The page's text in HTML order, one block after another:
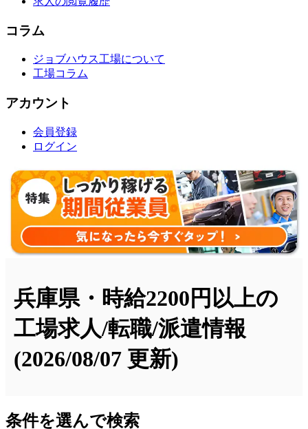
コラム
ジョブハウス工場について
工場コラム
アカウント
会員登録
ログイン
兵庫県・時給2200円以上の
工場求人/転職/派遣情報
(2026/08/07 更新)
条件を選んで検索